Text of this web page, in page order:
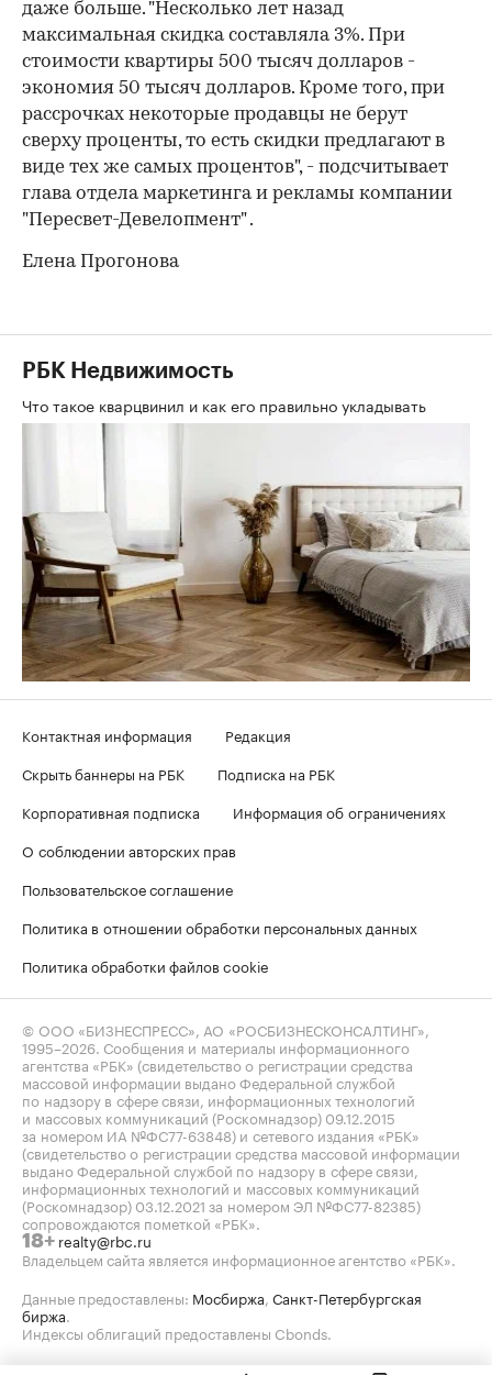
даже больше. "Несколько лет назад
максимальная скидка составляла 3%. При
стоимости квартиры 500 тысяч долларов -
экономия 50 тысяч долларов. Кроме того, при
рассрочках некоторые продавцы не берут
сверху проценты, то есть скидки предлагают в
виде тех же самых процентов", - подсчитывает
глава отдела маркетинга и рекламы компании
"Пересвет-Девелопмент" .
Елена Прогонова
РБК Недвижимость
Что такое кварцвинил и как его правильно укладывать
Контактная информация
Редакция
Скрыть баннеры на РБК
Подписка на РБК
Корпоративная подписка
Информация об ограничениях
О соблюдении авторских прав
Пользовательское соглашение
Политика в отношении обработки персональных данных
Политика обработки файлов cookie
© ООО «БИЗНЕСПРЕСС», АО «РОСБИЗНЕСКОНСАЛТИНГ»,
1995–2026. Сообщения и материалы информационного
агентства «РБК» (свидетельство о регистрации средства
массовой информации выдано Федеральной службой
по надзору в сфере связи, информационных технологий
и массовых коммуникаций (Роскомнадзор) 09.12.2015
за номером ИА №ФС77-63848) и сетевого издания «РБК»
(свидетельство о регистрации средства массовой информации
выдано Федеральной службой по надзору в сфере связи,
информационных технологий и массовых коммуникаций
(Роскомнадзор) 03.12.2021 за номером ЭЛ №ФС77-82385)
сопровождаются пометкой «РБК».
18+ realty@rbc.ru
Владельцем сайта является информационное агентство «РБК».
Данные предоставлены: Мосбиржа, Санкт-Петербургская
биржа.
Индексы облигаций предоставлены Cbonds.